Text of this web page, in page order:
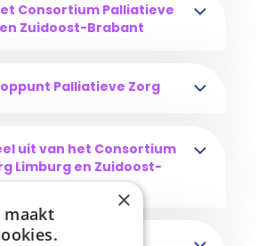
Consortium Palliatieve
Zuidoost-Brabant
Palliatieve Zorg
uit van het Consortium
Limburg en Zuidoost-
×
maakt